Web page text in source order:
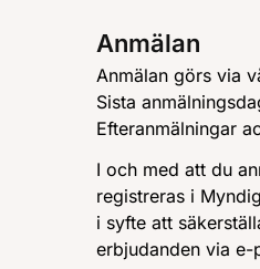
Anmälan
Anmälan görs via
Sista
Efteranmälningar
I och med att du
registreras i
i syfte att
erbjudanden via e-